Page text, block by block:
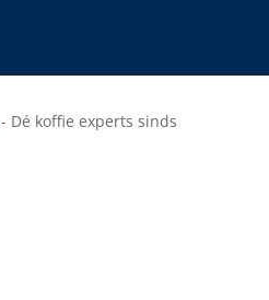
- Dé koffie experts sinds